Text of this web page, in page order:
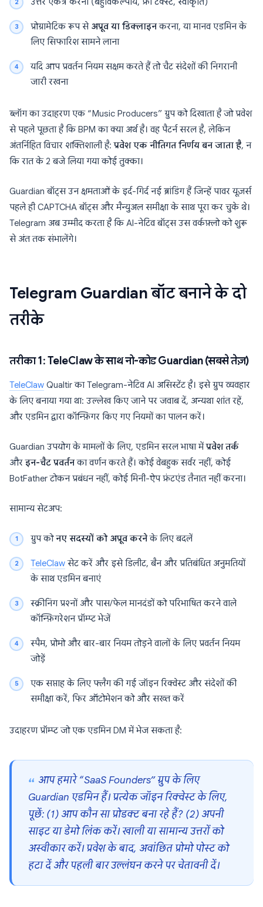
प्रोग्रामेटिक रूप से अप्रूव या डिक्लाइनकरना, या मानव एडमिन के
लिए सिफारिश सामने लाना
यदि आप प्रवर्तन नियम सक्षम करते हैं तो चैट संदेशों की निगरानी
जारी रखना
ब्लॉग का उदाहरण एक “Music Producers” ग्रुप को दिखाता है जो प्रवेश
से पहले पूछता है कि BPM का क्या अर्थ है। वह पैटर्न सरल है, लेकिन
अंतर्निहित विचार शक्तिशाली है:प्रवेश एक नीतिगत निर्णय बन जाता है, न
कि रात के 2 बजे लिया गया कोई तुक्का।
Guardian बॉट्स उन क्षमताओं के इर्द-गिर्द नई ब्रांडिंग हैं जिन्हें पावर यूज़र्स
पहले ही CAPTCHA बॉट्स और मैन्युअल समीक्षा के साथ पूरा कर चुके थे।
Telegram अब उम्मीद करता है कि AI-नेटिव बॉट्स उस वर्कफ़्लो को शुरू
से अंत तक संभालेंगे।
Telegram Guardian बॉट बनाने के दो
तरीके
तरीका 1: TeleClaw के साथ नो-कोड Guardian (सबसे तेज़)
TeleClaw Qualtir का Telegram-नेटिव AI असिस्टेंट है। इसे ग्रुप व्यवहार
के लिए बनाया गया था: उल्लेख किए जाने पर जवाब दें, अन्यथा शांत रहें,
और एडमिन द्वारा कॉन्फ़िगर किए गए नियमों का पालन करें।
Guardian उपयोग के मामलों के लिए, एडमिन सरल भाषा मेंप्रवेश तर्क
औरइन-चैट प्रवर्तनका वर्णन करते हैं। कोई वेबहुक सर्वर नहीं, कोई
BotFather टोकन प्रबंधन नहीं, कोई मिनी-ऐप फ्रंटएंड तैनात नहीं करना।
सामान्य सेटअप:
ग्रुप कोनए सदस्यों को अप्रूव करनेके लिए बदलें
TeleClawसेट करें और इसे डिलीट, बैन और प्रतिबंधित अनुमतियों
के साथ एडमिन बनाएं
स्क्रीनिंग प्रश्नों और पास/फेल मानदंडों को परिभाषित करने वाले
कॉन्फ़िगरेशन प्रॉम्प्ट भेजें
स्पैम, प्रोमो और बार-बार नियम तोड़ने वालों के लिए प्रवर्तन नियम
जोड़ें
एक सप्ताह के लिए फ्लैग की गई जॉइन रिक्वेस्ट और संदेशों की
समीक्षा करें, फिर ऑटोमेशन को और सख्त करें
उदाहरण प्रॉम्प्ट जो एक एडमिन DM में भेज सकता है:
आप हमारे “SaaS Founders” ग्रुप के लिए
Guardian एडमिन हैं। प्रत्येक जॉइन रिक्वेस्ट के लिए,
पूछें: (1) आप कौन सा प्रोडक्ट बना रहे हैं? (2) अपनी
साइट या डेमो लिंक करें। खाली या सामान्य उत्तरों को
अस्वीकार करें। प्रवेश के बाद, अवांछित प्रोमो पोस्ट को
हटा दें और पहली बार उल्लंघन करने पर चेतावनी दें।